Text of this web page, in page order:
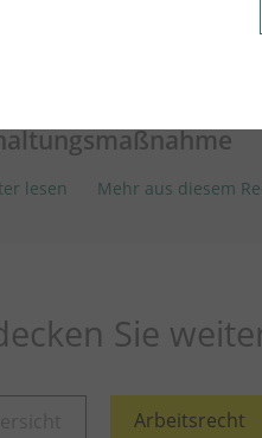
lesen Mehr aus diesem
Sie
Arbeitsrecht